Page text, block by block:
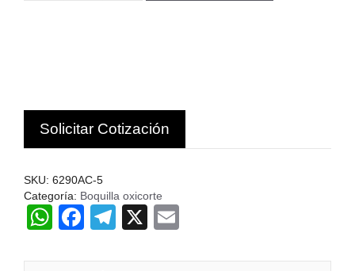
UWE
cantidad
Solicitar Cotización
SKU: 6290AC-5
Categoría: Boquilla oxicorte
W
F
T
X